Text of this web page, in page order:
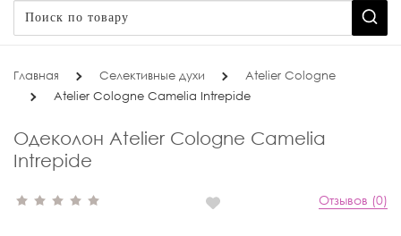
Главная Селективные духи
Atelier Cologne
Atelier Cologne Camelia Intrepide
Одеколон Atelier Cologne Camelia
Intrepide
Отзывов (0)